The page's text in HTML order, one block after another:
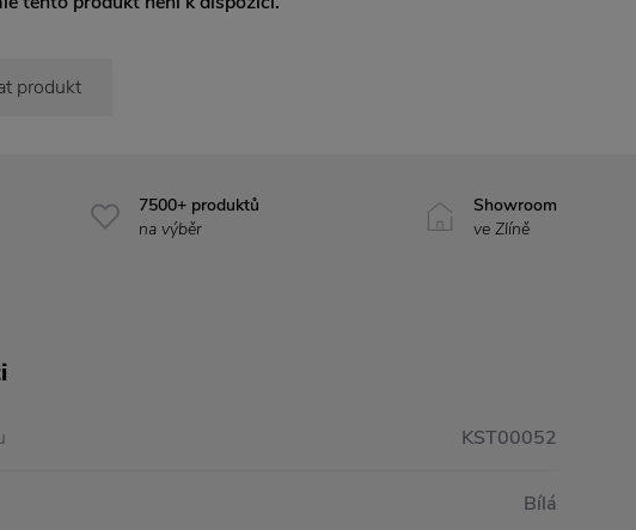
produkt
7500+ produktů
na výběr
Showroom
ve Zlíně
KST00052
Bílá